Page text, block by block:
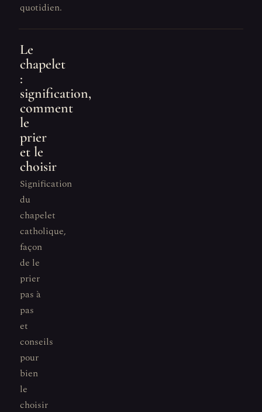
quotidien.
Le
chapelet
:
signification,
comment
le
prier
et le
choisir
Signification
du
chapelet
catholique,
façon
de le
prier
pas à
pas
et
conseils
pour
bien
le
choisir